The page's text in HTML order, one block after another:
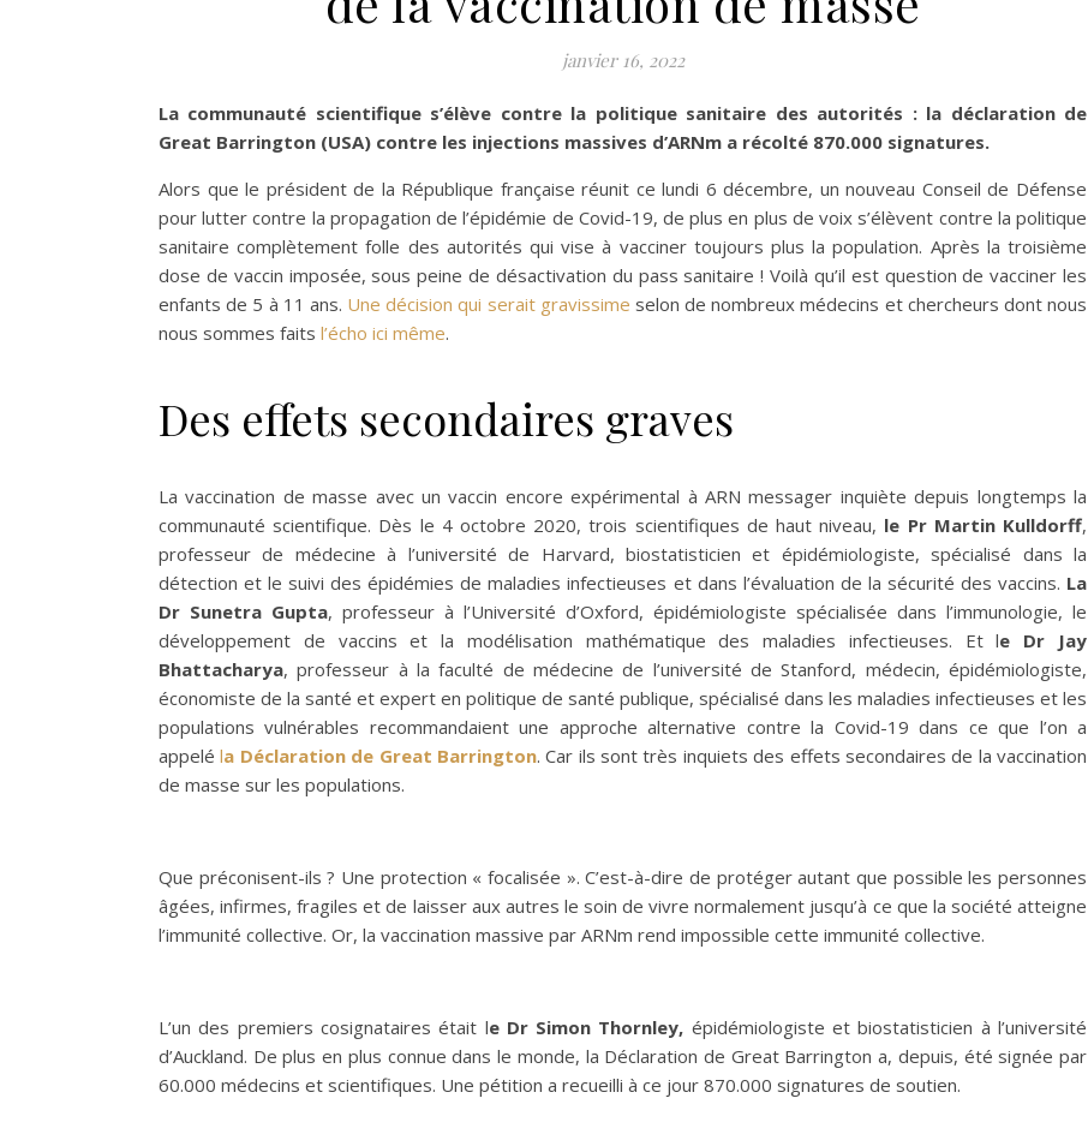
janvier 16, 2022
La communauté scientifique s’élève contre la politique sanitaire des autorités : la déclaration de
Great Barrington (USA) contre les injections massives d’ARNm a récolté 870.000 signatures.
Alors que le président de la République française réunit ce lundi 6 décembre, un nouveau Conseil de Défense
pour lutter contre la propagation de l’épidémie de Covid-19, de plus en plus de voix s’élèvent contre la politique
sanitaire complètement folle des autorités qui vise à vacciner toujours plus la population. Après la troisième
dose de vaccin imposée, sous peine de désactivation du pass sanitaire ! Voilà qu’il est question de vacciner les
enfants de 5 à 11 ans. Une décision qui serait gravissime selon de nombreux médecins et chercheurs dont nous
nous sommes faits l’écho ici même.
Des effets secondaires graves
La vaccination de masse avec un vaccin encore expérimental à ARN messager inquiète depuis longtemps la
communauté scientifique. Dès le 4 octobre 2020, trois scientifiques de haut niveau, le Pr Martin Kulldorff,
professeur de médecine à l’université de Harvard, biostatisticien et épidémiologiste, spécialisé dans la
détection et le suivi des épidémies de maladies infectieuses et dans l’évaluation de la sécurité des vaccins. La
Dr Sunetra Gupta, professeur à l’Université d’Oxford, épidémiologiste spécialisée dans l’immunologie, le
développement de vaccins et la modélisation mathématique des maladies infectieuses. Et le Dr Jay
Bhattacharya, professeur à la faculté de médecine de l’université de Stanford, médecin, épidémiologiste,
économiste de la santé et expert en politique de santé publique, spécialisé dans les maladies infectieuses et les
populations vulnérables recommandaient une approche alternative contre la Covid-19 dans ce que l’on a
appeléla Déclaration de Great Barrington. Car ils sont très inquiets des effets secondaires de la vaccination
de masse sur les populations.
Que préconisent-ils ? Une protection « focalisée ». C’est-à-dire de protéger autant que possible les personnes
âgées, infirmes, fragiles et de laisser aux autres le soin de vivre normalement jusqu’à ce que la société atteigne
l’immunité collective. Or, la vaccination massive par ARNm rend impossible cette immunité collective.
L’un des premiers cosignataires était le Dr Simon Thornley, épidémiologiste et biostatisticien à l’université
d’Auckland. De plus en plus connue dans le monde, la Déclaration de Great Barrington a, depuis, été signée par
60.000 médecins et scientifiques. Une pétition a recueilli à ce jour 870.000 signatures de soutien.